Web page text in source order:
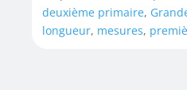
deuxième primaire,
longueur, mesures,